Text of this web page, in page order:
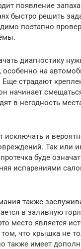
появление
быстро решить
поэтапно
диагностику
на
страдают
начинает
в негодность
исключать и
Так или
буде
испарениями
также
в заливную
место является
что крышка не
также имеет